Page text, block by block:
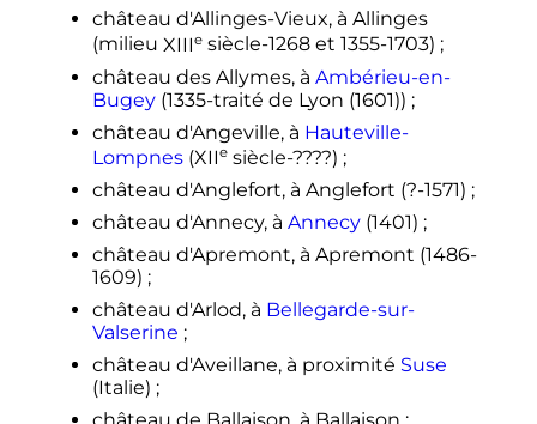
château d'Allinges-Vieux, à Allinges
(milieu XIIIe siècle-1268 et 1355-1703) ;
château des Allymes, à Ambérieu-en-
Bugey(1335-traité de Lyon (1601)) ;
château d'Angeville, à Hauteville-
Lompnes(XIIe siècle-????) ;
château d'Anglefort, à Anglefort (?-1571) ;
château d'Annecy, à Annecy(1401) ;
château d'Apremont, à Apremont (1486-
1609) ;
château d'Arlod, à Bellegarde-sur-
Valserine ;
château d'Aveillane, à proximité Suse
(Italie) ;